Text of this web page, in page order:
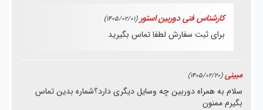
کارشناس فنی دوربین استور (1405/02/01)
برای ثبت سفارش لطفا تماس بگیرید
مبینی (1405/02/20)
سلام به همراه دوربین چه وسایل دیگری دارد؟شماره بدین تماس
بگیرم ممنون